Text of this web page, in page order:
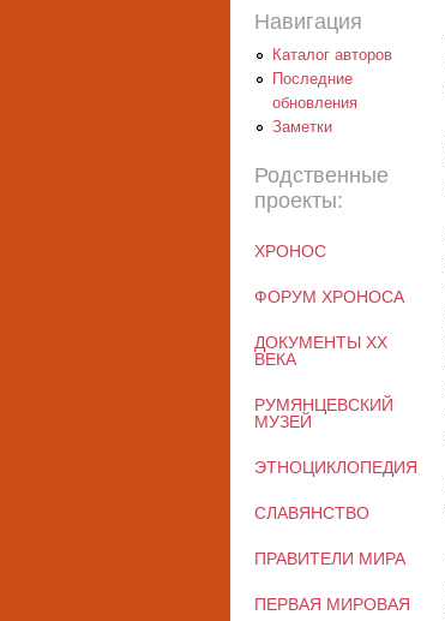
Навигация
Каталог авторов
Последние
обновления
Заметки
Родственные
проекты:
ХРОНОС
ФОРУМ ХРОНОСА
ДОКУМЕНТЫ XX
ВЕКА
РУМЯНЦЕВСКИЙ
МУЗЕЙ
ЭТНОЦИКЛОПЕДИЯ
СЛАВЯНСТВО
ПРАВИТЕЛИ МИРА
ПЕРВАЯ МИРОВАЯ